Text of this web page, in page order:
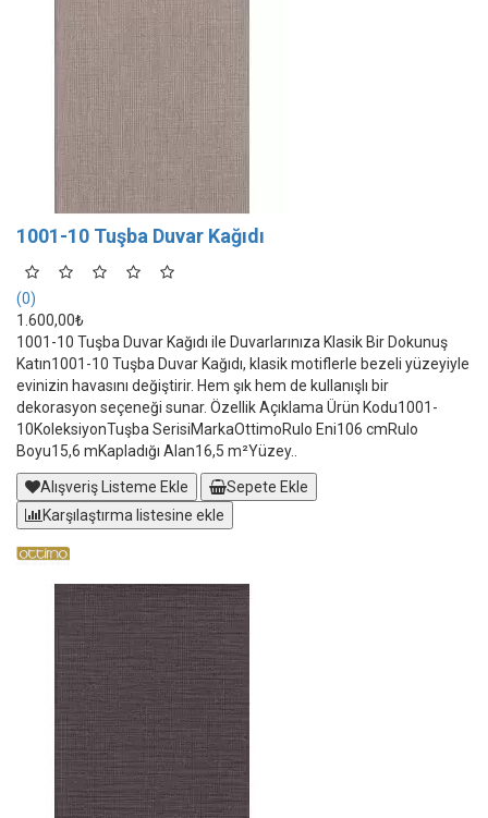
1001-10 Tuşba Duvar Kağıdı
(0)
1.600,00₺
1001-10 Tuşba Duvar Kağıdı ile Duvarlarınıza Klasik Bir Dokunuş
Katın1001-10 Tuşba Duvar Kağıdı, klasik motiflerle bezeli yüzeyiyle
evinizin havasını değiştirir. Hem şık hem de kullanışlı bir
dekorasyon seçeneği sunar. Özellik Açıklama Ürün Kodu1001-
10KoleksiyonTuşba SerisiMarkaOttimoRulo Eni106 cmRulo
Boyu15,6 mKapladığı Alan16,5 m²Yüzey..
Alışveriş Listeme Ekle
Sepete Ekle
Karşılaştırma listesine ekle